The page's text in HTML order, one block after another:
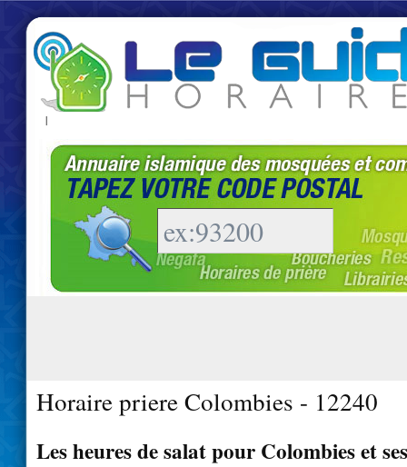
|
Horaire priere Colombies - 12240
Les heures de salat pour Colombies et